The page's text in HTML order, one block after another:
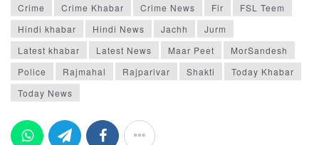
Crime
Crime Khabar Crime News Fir
FSL Teem
Hindi khabar
Hindi News Jachh
Jurm
Latest khabar
Latest News Maar Peet
MorSandesh
Police
Rajmahal Rajparivar Shakti
Today Khabar
Today News